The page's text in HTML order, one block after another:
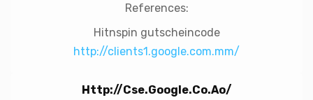
References:
Hitnspin gutscheincode
http://clients1.google.com.mm/
Http://cse.google.co.ao/